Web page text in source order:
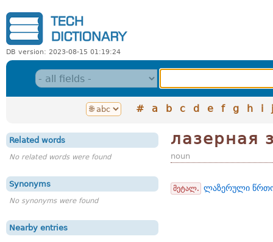
DB version: 2023-08-15 01:19:24
# a b c d e f g h i j
Related words
No related words were found
Synonyms
No synonyms were found
Nearby entries
лазерная
noun
მეტალ. ლაზერული